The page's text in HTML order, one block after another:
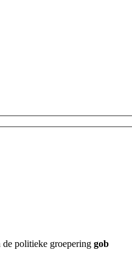
de politieke groepering gob